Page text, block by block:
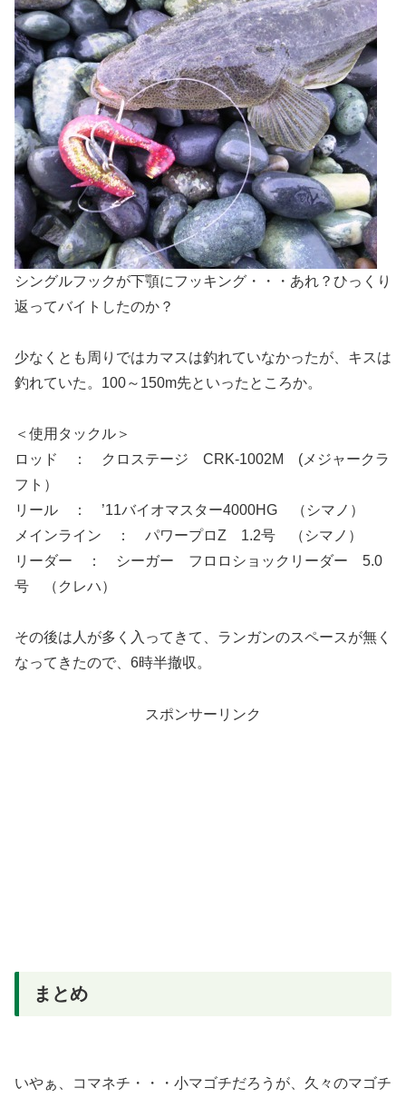
シングルフックが下顎にフッキング・・・あれ？ひっくり
返ってバイトしたのか？
少なくとも周りではカマスは釣れていなかったが、キスは
釣れていた。100～150m先といったところか。
＜使用タックル＞
ロッド ： クロステージ CRK-1002M (メジャークラ
フト）
リール ： ’11バイオマスター4000HG （シマノ）
メインライン ： パワープロZ 1.2号 （シマノ）
リーダー ： シーガー フロロショックリーダー 5.0
号 （クレハ）
その後は人が多く入ってきて、ランガンのスペースが無く
なってきたので、6時半撤収。
スポンサーリンク
まとめ
いやぁ、コマネチ・・・小マゴチだろうが、久々のマゴチ